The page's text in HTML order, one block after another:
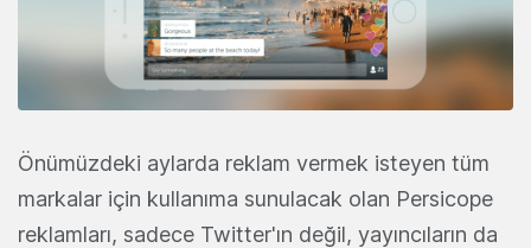
Önümüzdeki aylarda reklam vermek isteyen tüm
markalar için kullanıma sunulacak olan Persicope
reklamları, sadece Twitter'ın değil, yayıncıların da